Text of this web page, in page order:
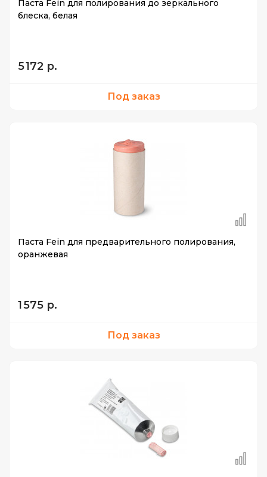
Паста Fein для полирования до зеркального
блеска, белая
5 172 р.
Под заказ
Паста Fein для предварительного полирования,
оранжевая
1 575 р.
Под заказ